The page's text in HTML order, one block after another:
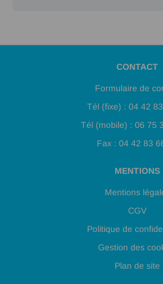
CONTACT
Formulaire de
Tél (fixe) : 04 42
Tél (mobile) : 06 75
Fax : 04 42 83
MENTIONS
Mentions
CGV
Politique de
Gestion des
Plan de site